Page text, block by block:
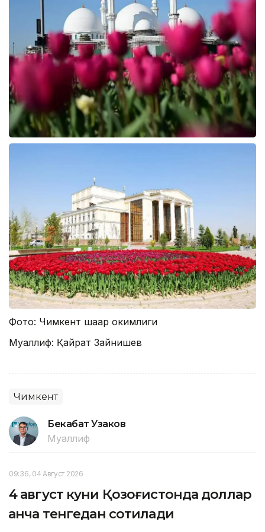
Фото: Чимкент шаҳар ҳокимлиги
Муаллиф: Қайрат Зайнишев
Чимкент
Бекабат Узаков
Муаллиф
09:36, 04 Август 2026
4 август куни Қозоғистонда доллар
қанча тенгедан сотилади